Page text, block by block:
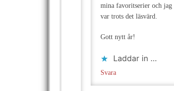
mina favoritserier och
var trots det läsvärd.
Gott nytt år!
Laddar in …
Svara